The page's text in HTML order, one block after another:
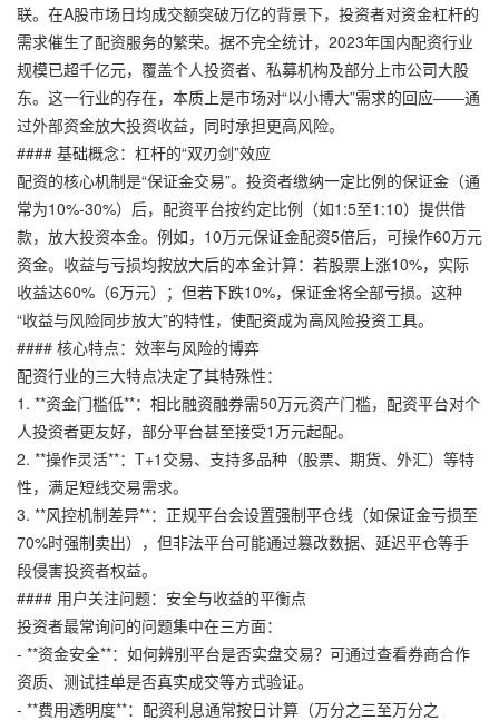
联。在A股市场日均成交额突破万亿的背景下，投资者对资金杠杆的
需求催生了配资服务的繁荣。据不完全统计，2023年国内配资行业
规模已超千亿元，覆盖个人投资者、私募机构及部分上市公司大股
东。这一行业的存在，本质上是市场对“以小博大”需求的回应——通
过外部资金放大投资收益，同时承担更高风险。
#### 基础概念：杠杆的“双刃剑”效应
配资的核心机制是“保证金交易”。投资者缴纳一定比例的保证金（通
常为10%-30%）后，配资平台按约定比例（如1:5至1:10）提供借
款，放大投资本金。例如，10万元保证金配资5倍后，可操作60万元
资金。收益与亏损均按放大后的本金计算：若股票上涨10%，实际
收益达60%（6万元）；但若下跌10%，保证金将全部亏损。这种
“收益与风险同步放大”的特性，使配资成为高风险投资工具。
#### 核心特点：效率与风险的博弈
配资行业的三大特点决定了其特殊性：
1. **资金门槛低**：相比融资融券需50万元资产门槛，配资平台对个
人投资者更友好，部分平台甚至接受1万元起配。
2. **操作灵活**：T+1交易、支持多品种（股票、期货、外汇）等特
性，满足短线交易需求。
3. **风控机制差异**：正规平台会设置强制平仓线（如保证金亏损至
70%时强制卖出），但非法平台可能通过篡改数据、延迟平仓等手
段侵害投资者权益。
#### 用户关注问题：安全与收益的平衡点
投资者最常询问的问题集中在三方面：
- **资金安全**：如何辨别平台是否实盘交易？可通过查看券商合作
资质、测试挂单是否真实成交等方式验证。
- **费用透明度**：配资利息通常按日计算（万分之三至万分之